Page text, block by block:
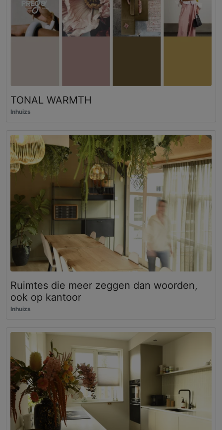
TONAL WARMTH
Inhuizs
Ruimtes die meer zeggen dan woorden,
ook op kantoor
Inhuizs